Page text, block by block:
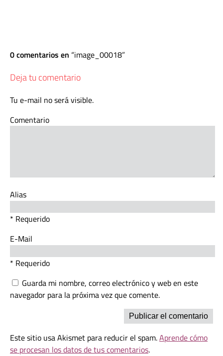
0 comentarios en image_00018
Deja tu comentario
Tu e-mail no será visible.
Comentario
Alias
* Requerido
E-Mail
* Requerido
Guarda mi nombre, correo electrónico y web en este
navegador para la próxima vez que comente.
Este sitio usa Akismet para reducir el spam.Aprende cómo
se procesan los datos de tus comentarios.